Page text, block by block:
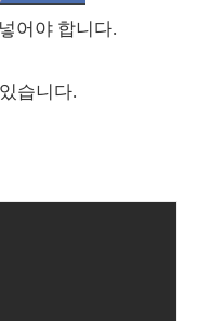
어야 합니다.
습니다.